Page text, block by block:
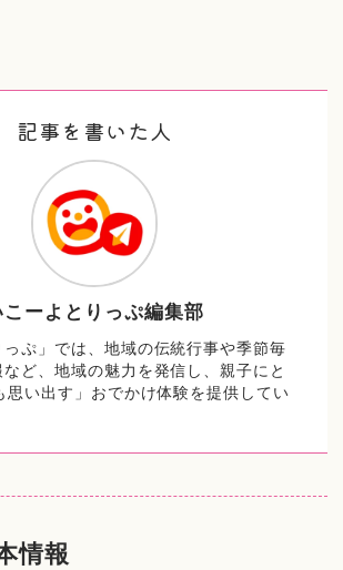
記事を書いた人
こーよとりっぷ編集部
っぷ」では、地域の伝統行事や季節毎
ど、地域の魅力を発信し、親子にと
思い出す」おでかけ体験を提供してい
情報